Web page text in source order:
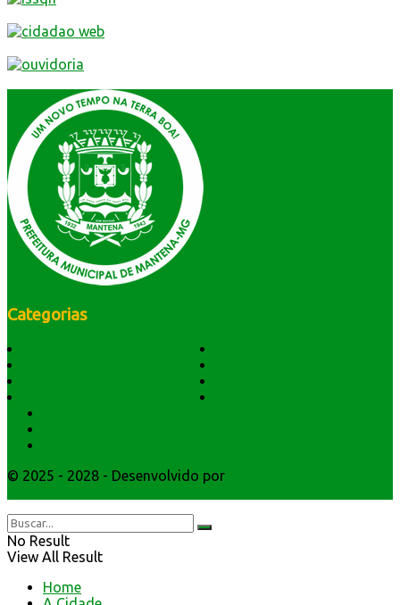
Categorias
© 2025 - 2028 - Desenvolvido por
No Result
View All Result
Home